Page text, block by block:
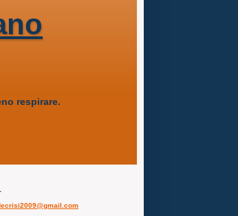
respirare.